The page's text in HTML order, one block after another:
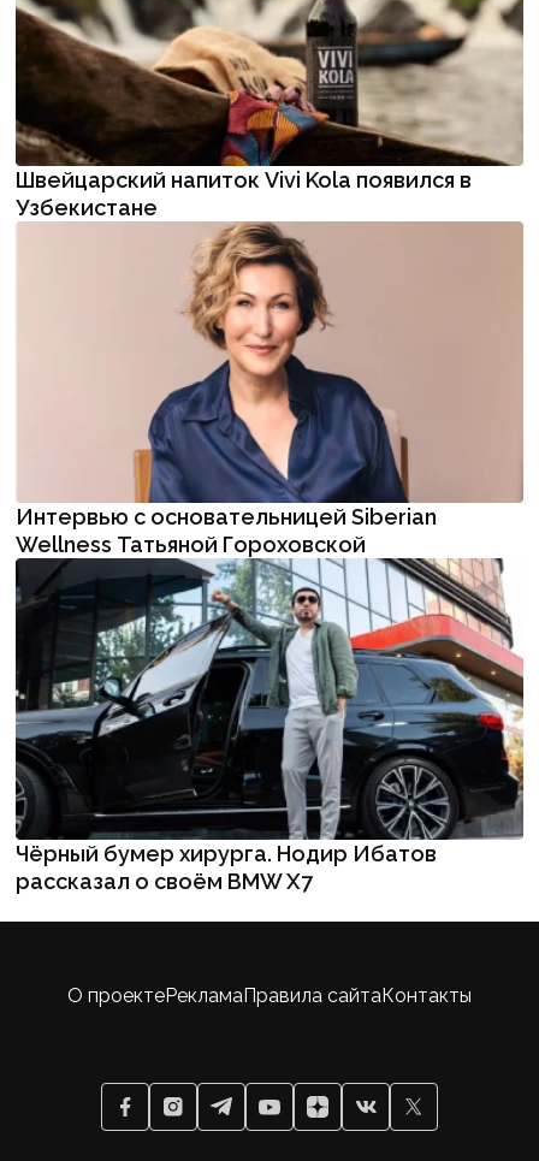
Швейцарский напиток Vivi Kola появился в
Узбекистане
Интервью с основательницей Siberian
Wellness Татьяной Гороховской
Чёрный бумер хирурга. Нодир Ибатов
рассказал о своём BMW X7
О проектеРекламаПравила сайтаКонтакты